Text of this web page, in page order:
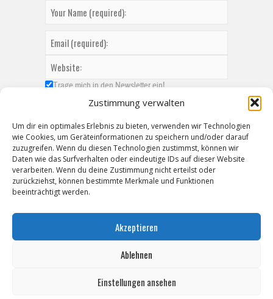
Zustimmung verwalten
Um dir ein optimales Erlebnis zu bieten, verwenden wir Technologien
wie Cookies, um Geräteinformationen zu speichern und/oder darauf
zuzugreifen. Wenn du diesen Technologien zustimmst, können wir
Daten wie das Surfverhalten oder eindeutige IDs auf dieser Website
verarbeiten. Wenn du deine Zustimmung nicht erteilst oder
zurückziehst, können bestimmte Merkmale und Funktionen
beeinträchtigt werden.
Akzeptieren
Ablehnen
Einstellungen ansehen
Trage mich in den Newsletter ein!
Copyright © 2026 ZeitzOnline, Reiner Eckel